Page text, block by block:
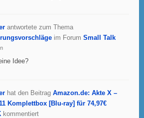
antwortete zum Thema
im Forum Small Talk
Idee?
hat den Beitrag Amazon.de: Akte X –
Komplettbox [Blu-ray] für 74,97€
kommentiert